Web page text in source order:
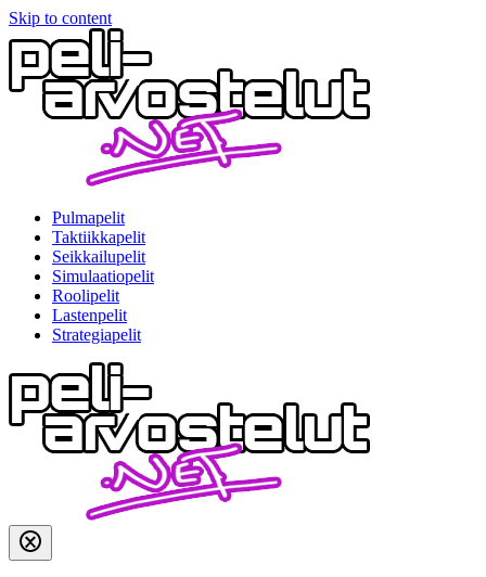
Skip to content
Pulmapelit
Taktiikkapelit
Seikkailupelit
Simulaatiopelit
Roolipelit
Lastenpelit
Strategiapelit